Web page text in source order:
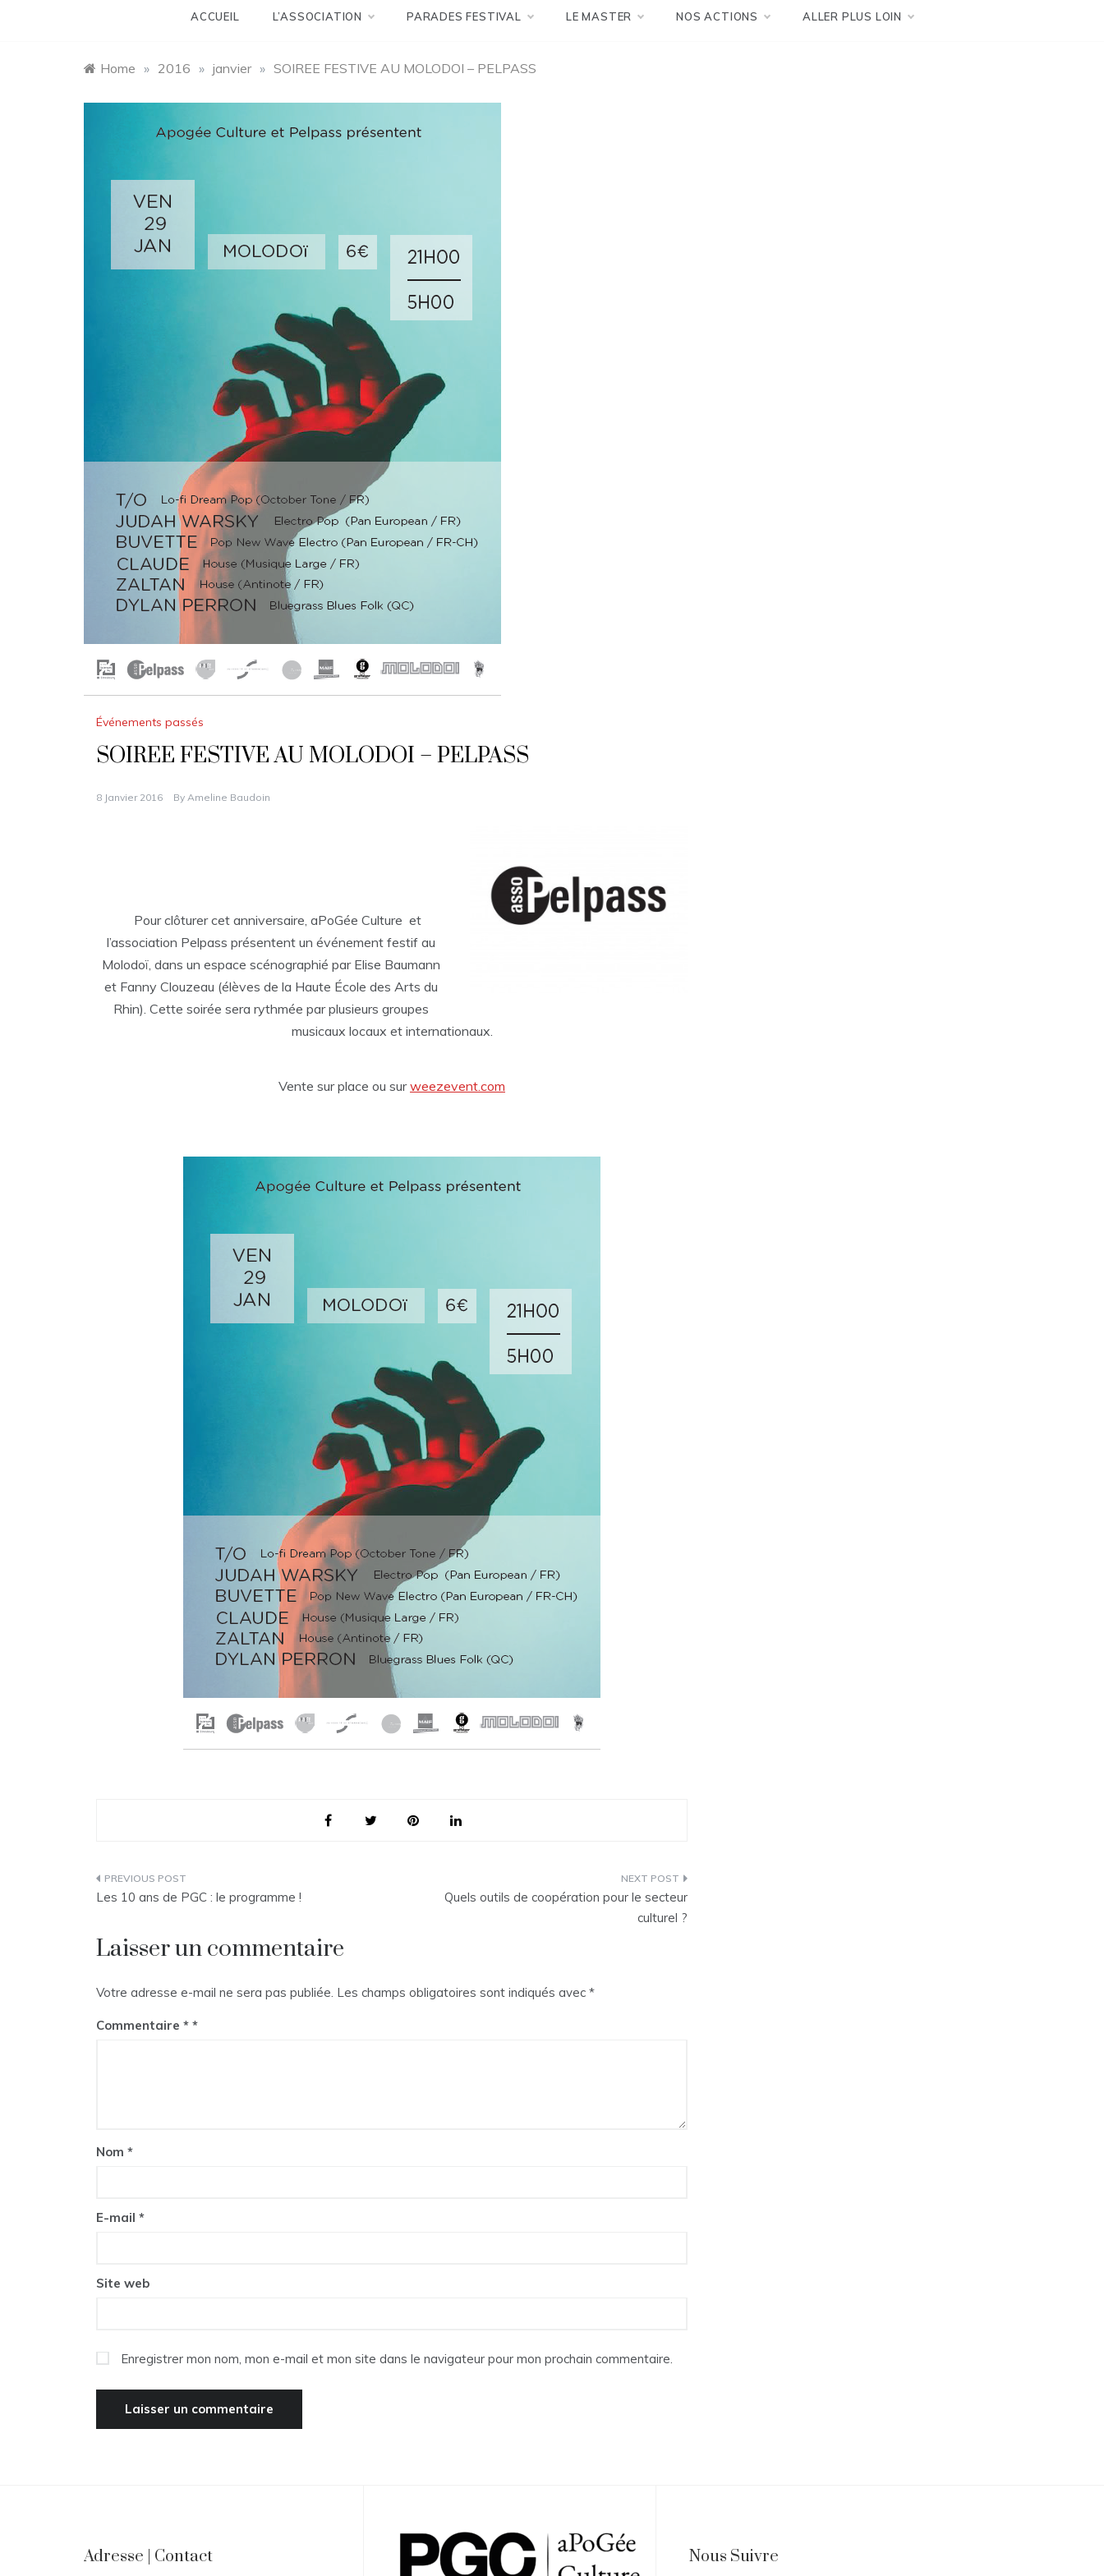
Politique et Gestion de la Culture
ACCUEIL L’ASSOCIATION PARADES FESTIVAL LE MASTER NOS ACTIONS ALLER PLUS LOIN
Home » 2016 » janvier » SOIREE FESTIVE AU MOLODOI – PELPASS
Événements passés
SOIREE FESTIVE AU MOLODOI – PELPASS
8 Janvier 2016 By Ameline Baudoin
Pour clôturer cet anniversaire, aPoGée Culture et
l’association Pelpass présentent un événement festif au
Molodoï, dans un espace scénographié par Elise Baumann
et Fanny Clouzeau (élèves de la Haute École des Arts du
Rhin). Cette soirée sera rythmée par plusieurs groupes
musicaux locaux et internationaux.
Vente sur place ou surweezevent.com
Navigation
l’article
Les 10 ans de PGC : le programme !
Quels outils de coopération pour le secteur
culturel ?
Laisser un commentaire
Votre adresse e-mail ne sera pas publiée. Les champs obligatoires sont indiqués avec *
Commentaire *
Nom *
E-mail *
Site web
Enregistrer mon nom, mon e-mail et mon site dans le navigateur pour mon prochain commentaire.
Adresse | Contact Nous Suivre